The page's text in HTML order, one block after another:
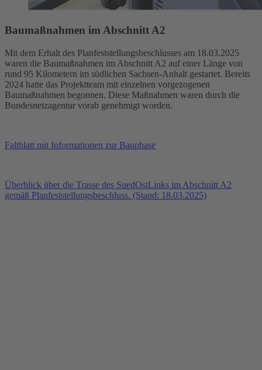
Baumaßnahmen im Abschnitt A2
Mit dem Erhalt des Planfeststellungsbeschlusses am 18.03.2025
waren die Baumaßnahmen im Abschnitt A2 auf einer Länge von
rund 95 Kilometern im südlichen Sachsen-Anhalt gestartet. Bereits
2024 hatte das Projektteam mit einzelnen vorgezogenen
Baumaßnahmen begonnen. Diese Maßnahmen waren durch die
Bundesnetzagentur vorab genehmigt worden.
Faltblatt mit Informationen zur Bauphase
Überblick über die Trasse des SuedOstLinks im Abschnitt A2
gemäß Planfeststellungsbeschluss. (Stand: 18.03.2025)